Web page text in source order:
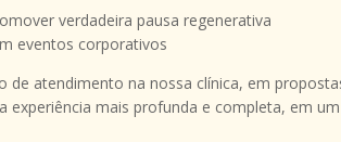
verdadeira pausa regenerativa
eventos corporativos
de atendimento na nossa clínica, em
experiência mais profunda e completa, em